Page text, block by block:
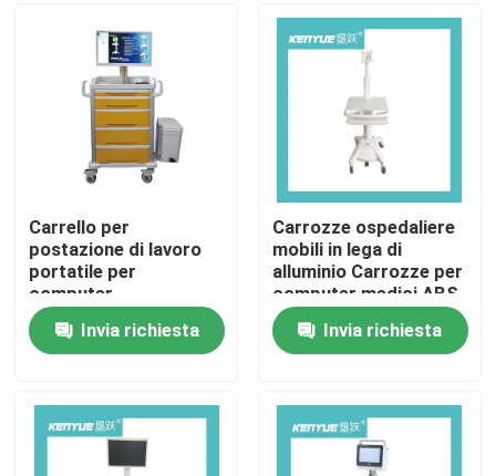
Casa
Su di noi
Carrello per
postazione di lavoro
portatile per
computer
Invia richiesta
Carrozze ospedaliere
mobili in lega di
alluminio Carrozze per
computer medici ABS
bianco
Invia richiesta